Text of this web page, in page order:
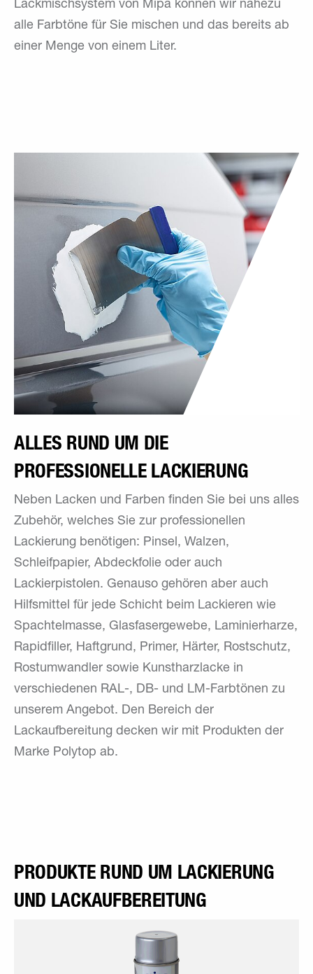
Lackmischsystem von Mipa können wir nahezu
alle Farbtöne für Sie mischen und das bereits ab
einer Menge von einem Liter.
ALLES RUND UM DIE
PROFESSIONELLE LACKIERUNG
Neben Lacken und Farben finden Sie bei uns alles
Zubehör, welches Sie zur professionellen
Lackierung benötigen: Pinsel, Walzen,
Schleifpapier, Abdeckfolie oder auch
Lackierpistolen. Genauso gehören aber auch
Hilfsmittel für jede Schicht beim Lackieren wie
Spachtelmasse, Glasfasergewebe, Laminierharze,
Rapidfiller, Haftgrund, Primer, Härter, Rostschutz,
Rostumwandler sowie Kunstharzlacke in
verschiedenen RAL-, DB- und LM-Farbtönen zu
unserem Angebot. Den Bereich der
Lackaufbereitung decken wir mit Produkten der
Marke Polytop ab.
PRODUKTE RUND UM LACKIERUNG
UND LACKAUFBEREITUNG